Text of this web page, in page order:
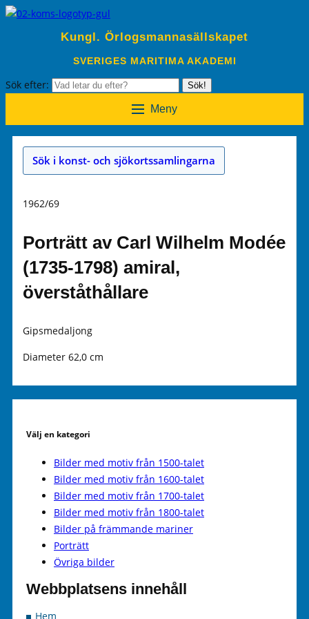
Kungl. Örlogsmannasällskapet
SVERIGES MARITIMA AKADEMI
Sök efter: Sök!
Meny
Sök i konst- och sjökortssamlingarna
1962/69
Porträtt av Carl Wilhelm Modée
(1735-1798) amiral,
överståthållare
Gipsmedaljong
Diameter 62,0 cm
Välj en kategori
Bilder med motiv från 1500-talet
Bilder med motiv från 1600-talet
Bilder med motiv från 1700-talet
Bilder med motiv från 1800-talet
Bilder på främmande mariner
Porträtt
Övriga bilder
Webbplatsens innehåll
Hem